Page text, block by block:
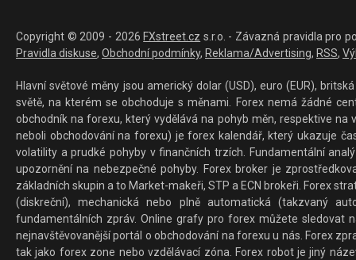
Copyright © 2009 - 2026 FXstreet.cz s.r.o. - Závazná pravidla pro
Pravidla diskuse, Obchodní podmínky, Reklama/Advertising, RSS,
Hlavní světové měny jsou americký dolar (USD), euro (EUR),
světě, na kterém se obchoduje s měnami. Forex nemá žádné
obchodník na forexu, který vydělává na pohyb měn, respektive
neboli obchodování na forexu) je forex kalendář, který ukazuje
volatility a prudké pohyby v finančních trzích. Fundamentální
upozornění na nebezpečné pohyby. Forex broker je
základních skupin a to Market-makeři, STP a ECN brokeři. Forex
(diskreční), mechanická nebo plně automatická (takzvaný
fundamentálních zpráv. Online grafy pro forex můžete sledovat
nejnavštěvovanější portál o obchodování na forexu u nás. Forex
tak jako forex zone nebo vzdělávací zóna. Forex robot je jiný